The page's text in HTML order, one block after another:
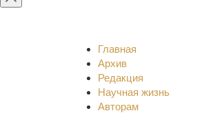
Главная
Архив
Редакция
Научная жизнь
Авторам